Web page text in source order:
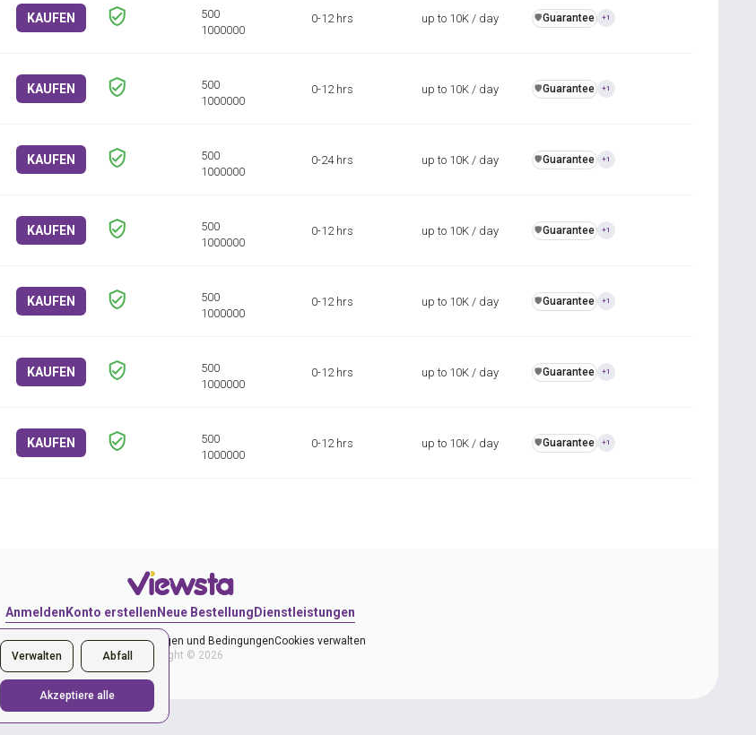
Verwalten Abfall
Akzeptiere alle
KAUFEN
500
1000000
0-12 hrs up to 10K / day ️🛡️Guarantee +1
KAUFEN
500
1000000
0-12 hrs up to 10K / day ️🛡️Guarantee +1
KAUFEN
500
1000000
0-24 hrs up to 10K / day ️🛡️Guarantee +1
KAUFEN
500
1000000
0-12 hrs up to 10K / day ️🛡️Guarantee +1
KAUFEN
500
1000000
0-12 hrs up to 10K / day ️🛡️Guarantee +1
KAUFEN
500
1000000
0-12 hrs up to 10K / day ️🛡️Guarantee +1
KAUFEN
500
1000000
0-12 hrs up to 10K / day ️🛡️Guarantee +1
Anmelden Konto erstellen Neue Bestellung Dienstleistungen
DatenschutzerklärungBestimmungen und BedingungenCookies verwalten
Copyright © 2026